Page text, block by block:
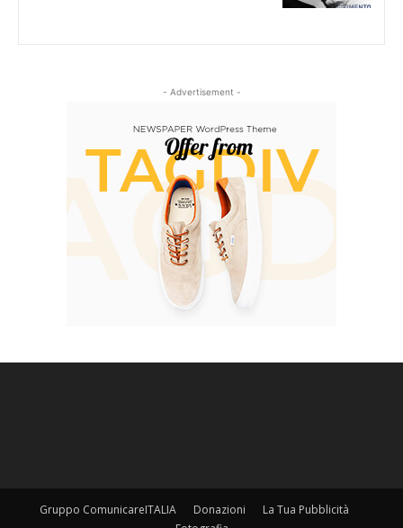
- Advertisement -
Gruppo ComunicareITALIA Donazioni
La Tua Pubblicità